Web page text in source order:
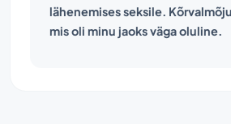
lähenemises seksile.
mis oli minu jaoks väga oluline.